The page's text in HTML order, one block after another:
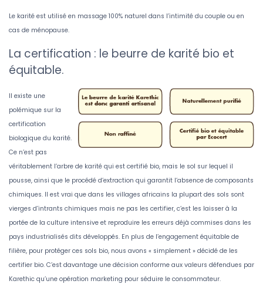
Le karité est utilisé en massage 100% naturel dans l’intimité du couple ou en
cas de ménopause.
La certification : le beurre de karité bio et
équitable.
Il existe une
polémique sur la
certification
biologique du karité.
Ce n’est pas
véritablement l’arbre de karité qui est certifié bio, mais le sol sur lequel il
pousse, ainsi que le procédé d’extraction qui garantit l’absence de composants
chimiques. Il est vrai que dans les villages africains la plupart des sols sont
vierges d’intrants chimiques mais ne pas les certifier, c’est les laisser à la
portée de la culture intensive et reproduire les erreurs déjà commises dans les
pays industrialisés dits développés. En plus de l’engagement équitable de
filière, pour protéger ces sols bio, nous avons « simplement » décidé de les
certifier bio. C’est davantage une décision conforme aux valeurs défendues par
Karethic qu’une opération marketing pour séduire le consommateur.